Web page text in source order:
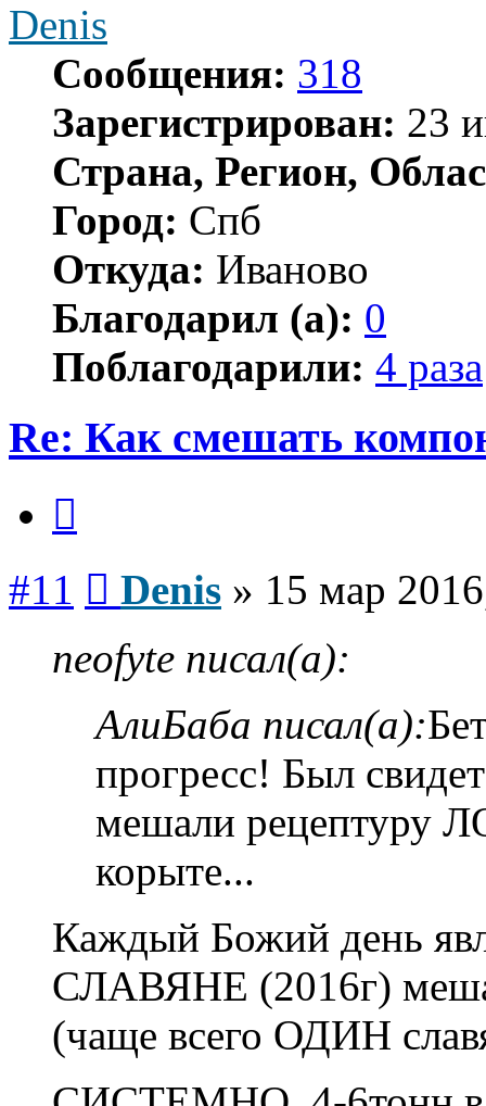
Denis
Сообщения: 318
Зарегистрирован: 23
Страна, Регион,
Город: Спб
Откуда: Иваново
Благодарил (а): 0
Поблагодарили: 4 раза
Re: Как смешать
#11 Denis » 15 мар
neofyte писал(а):
АлиБаба писал(а):
прогресс! Был
мешали
корыте...
Каждый Божий день
СЛАВЯНЕ (2016г)
(чаще всего ОДИН